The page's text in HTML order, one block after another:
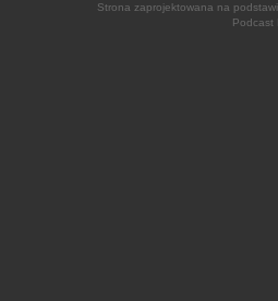
Strona zaprojektowana na
Podcast